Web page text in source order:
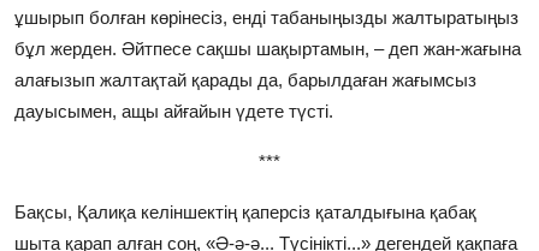
ұшырып болған көрінесіз, енді табаныңызды жалтыратыңыз
бұл жерден. Әйтпесе сақшы шақыртамын, – деп жан-жағына
алағызып жалтақтай қарады да, барылдаған жағымсыз
дауысымен, ащы айғайын үдете түсті.
***
Бақсы, Қалиқа келіншектің қаперсіз қаталдығына қабақ
шыта қарап алған соң, «Ә-ә-ә... Түсінікті...» дегендей қақпаға